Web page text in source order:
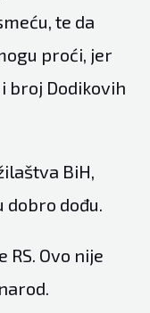
te da
proći, jer
broj Dodikovih
BiH,
dobro dođu.
RS. Ovo nije